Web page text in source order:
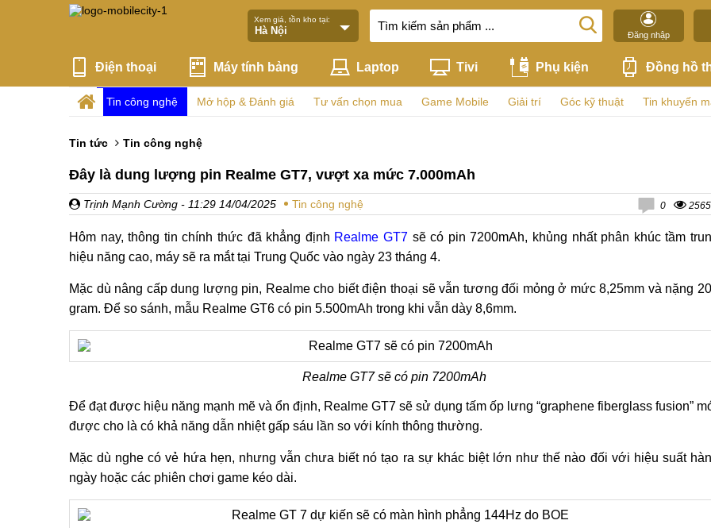
Xem giá, tồn kho tại:
Đăng nhập
Điện thoại Máy tính bảng Laptop Tivi Phụ kiện Đồng hồ
Tin công nghệ Mở hộp & Đánh giá Tư vấn chọn mua Game Mobile Giải trí Góc kỹ thuật Tin khuyến
Tin tức Tin công nghệ
Đây là dung lượng pin Realme GT7, vượt xa mức 7.000mAh
Trịnh Mạnh Cường - 11:29 14/04/2025 Tin công nghệ 0 2565
Hôm nay, thông tin chính thức đã khẳng định Realme GT7 sẽ có pin 7200mAh, khủng nhất phân khúc tầm
hiệu năng cao, máy sẽ ra mắt tại Trung Quốc vào ngày 23 tháng 4.
Mặc dù nâng cấp dung lượng pin, Realme cho biết điện thoại sẽ vẫn tương đối mỏng ở mức 8,25mm và nặng
gram. Để so sánh, mẫu Realme GT6 có pin 5.500mAh trong khi vẫn dày 8,6mm.
Realme GT7 sẽ có pin 7200mAh
Để đạt được hiệu năng mạnh mẽ và ổn định, Realme GT7 sẽ sử dụng tấm ốp lưng “graphene fiberglass fusion”
được cho là có khả năng dẫn nhiệt gấp sáu lần so với kính thông thường.
Mặc dù nghe có vẻ hứa hẹn, nhưng vẫn chưa biết nó tạo ra sự khác biệt lớn như thế nào đối với hiệu suất
ngày hoặc các phiên chơi game kéo dài.